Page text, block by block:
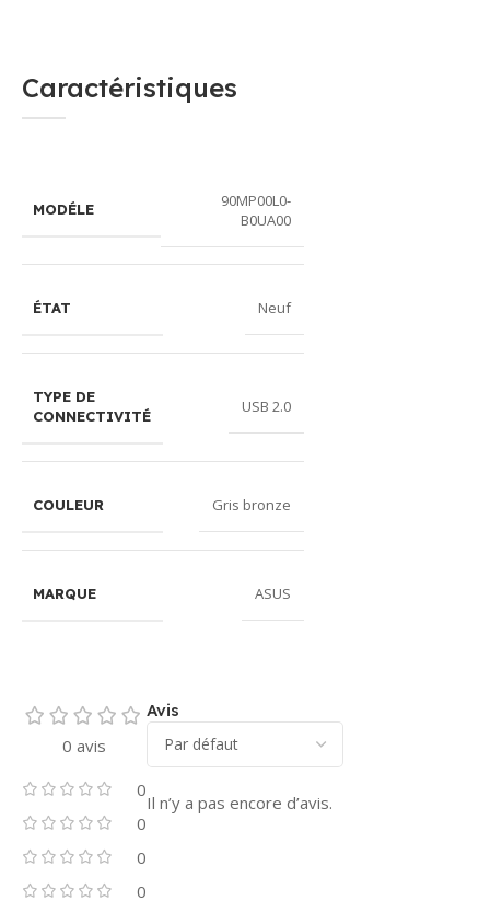
Caractéristiques
MODÉLE
90MP00L0-
B0UA00
ÉTAT Neuf
TYPE DE
CONNECTIVITÉ
USB 2.0
COULEUR Gris bronze
MARQUE ASUS
0 avis
0
0
0
0
Avis
Il n’y a pas encore d’avis.